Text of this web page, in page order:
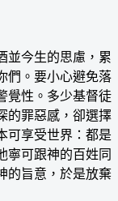
今生的思慮，累
們。要小心避免落
覺性。多少基督徒
的罪惡感，卻選擇
可享受世界：都是
寧可跟神的百姓同
的旨意，於是放棄